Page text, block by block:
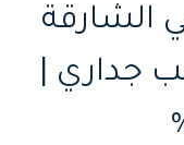
الشارقة
عشب جداري |